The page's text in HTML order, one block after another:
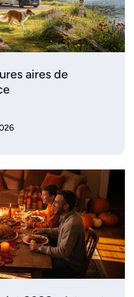
aires de